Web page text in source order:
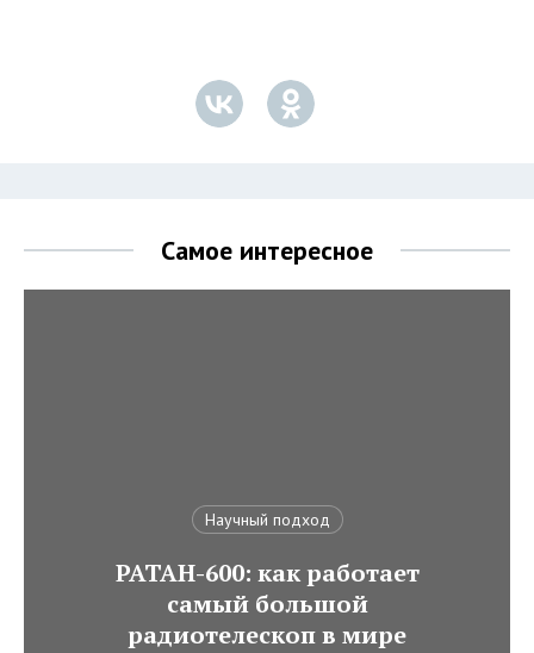
Самое интересное
Научный подход
РАТАН-600: как работает
самый большой
радиотелескоп в мире